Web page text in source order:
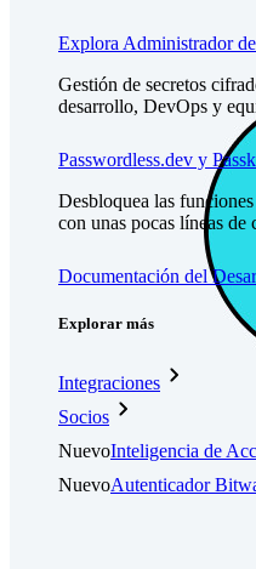
Explora Administrador
Gestión de secretos
desarrollo, DevOps y
Passwordless.dev y
Desbloquea las
con unas pocas líneas de
Documentación del
Explorar más
Integraciones
Socios
NuevoInteligencia de
NuevoAutenticador